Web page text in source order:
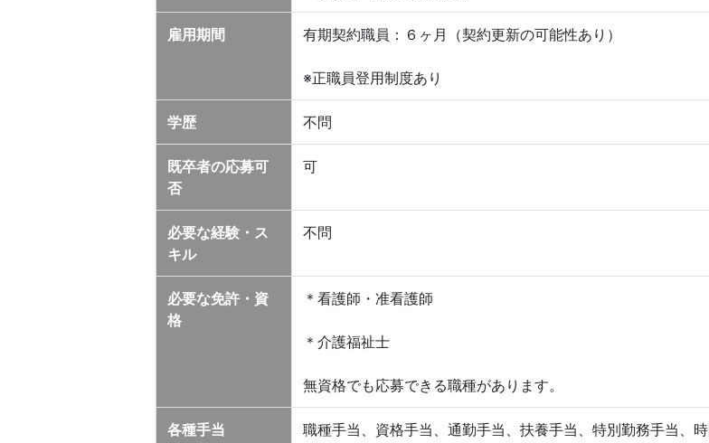
雇用期間 有期契約職員：６ヶ月（契約更新の可能性あり）
※正職員登用制度あり
学歴 不問
既卒者の応募可
否
可
必要な経験・ス
キル
不問
必要な免許・資
格
＊看護師・准看護師
＊介護福祉士
無資格でも応募できる職種があります。
各種手当
職種手当、資格手当、通勤手当、扶養手当、特別勤務手当、